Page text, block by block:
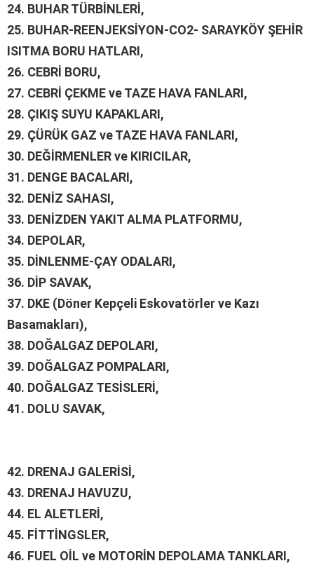
24. BUHAR TÜRBİNLERİ,
25. BUHAR-REENJEKSİYON-CO2- SARAYKÖY ŞEHİR
ISITMA BORU HATLARI,
26. CEBRİ BORU,
27. CEBRİ ÇEKME ve TAZE HAVA FANLARI,
28. ÇIKIŞ SUYU KAPAKLARI,
29. ÇÜRÜK GAZ ve TAZE HAVA FANLARI,
30. DEĞİRMENLER ve KIRICILAR,
31. DENGE BACALARI,
32. DENİZ SAHASI,
33. DENİZDEN YAKIT ALMA PLATFORMU,
34. DEPOLAR,
35. DİNLENME-ÇAY ODALARI,
36. DİP SAVAK,
37. DKE (Döner Kepçeli Eskovatörler ve Kazı
Basamakları),
38. DOĞALGAZ DEPOLARI,
39. DOĞALGAZ POMPALARI,
40. DOĞALGAZ TESİSLERİ,
41. DOLU SAVAK,
42. DRENAJ GALERİSİ,
43. DRENAJ HAVUZU,
44. EL ALETLERİ,
45. FİTTİNGSLER,
46. FUEL OİL ve MOTORİN DEPOLAMA TANKLARI,